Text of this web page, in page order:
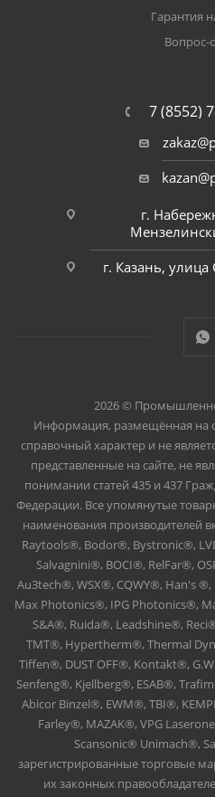
Гарантия
Вопрос-
7 (8552)
г.
г. Казань,
2026 ©
Информация, размещённая на
справочный характер и не
представленные на сайте, не
понимании статей 435 и 437
Федерации. Все упомянутые
наименования производителей
Raytools®, Bodor®, Bystronic®,
Salvagnini®, BOCI®, RelFar®,
Au3tech®, WSX®, CQWY®, Han's
Max Photonics®, IPG Photonics®,
S&A®, Ruida®, Leadshine®,
TMT®, Hypertherm®, Thermal
Tiffen®, DUST OFF®, Kontakt®,
Senfeng®, Kjellberg®, ESAB®,
Abicor Binzel®, EWM®, TBI®,
Farley®, MAZAK®, VPG
Scansonic® Unimach®,
зарегистрированные торговые
их законных